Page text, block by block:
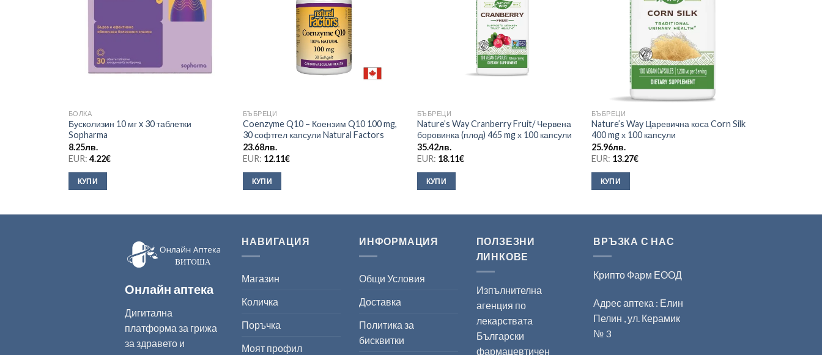
БОЛКА
Бусколизин 10 мг x 30 таблетки
Sopharma
8.25лв.
EUR: 4.22€
КУПИ
БЪБРЕЦИ
Coenzyme Q10 – Коензим Q10 100 mg,
30 софтгел капсули Natural Factors
23.68лв.
EUR: 12.11€
КУПИ
БЪБРЕЦИ
Nature’s Way Cranberry Fruit/ Червена
боровинка (плод) 465 mg х 100 капсули
35.42лв.
EUR: 18.11€
КУПИ
БЪБРЕЦИ
Nature’s Way Царевична коса Corn Silk
400 mg х 100 капсули
25.96лв.
EUR: 13.27€
КУПИ
Онлайн аптека
Дигитална
платформа за грижа
за здравето и
НАВИГАЦИЯ
Магазин
Количка
Поръчка
Моят профил
ИНФОРМАЦИЯ
Общи Условия
Доставка
Политика за
бисквитки
ПОЛЗЕЗНИ
ЛИНКОВЕ
Изпълнителна
агенция по
лекарствата
Български
фармацевтичен
ВРЪЗКА С НАС
Крипто Фарм ЕООД
Адрес аптека : Елин
Пелин , ул. Керамик
№ 3